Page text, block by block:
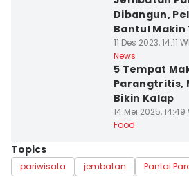
Dibangun,
Bantul
11 Des 2023, 14:11
News
5 Tempat
Parangtritis,
Bikin Kalap
14 Mei 2025, 14:49
Food
Topics
pariwisata jembatan Pantai